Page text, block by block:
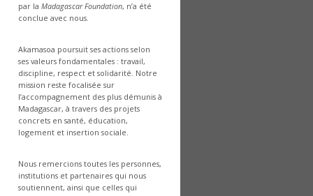
par la Madagascar Foundation, n’a été
conclue avec nous.
Akamasoa poursuit ses actions selon
ses valeurs fondamentales : travail,
discipline, respect et solidarité. Notre
mission reste focalisée sur
l’accompagnement des plus démunis à
Madagascar, à travers des projets
concrets en santé, éducation,
logement et insertion sociale.
Nous remercions toutes les personnes,
institutions et partenaires qui nous
soutiennent, ainsi que celles qui